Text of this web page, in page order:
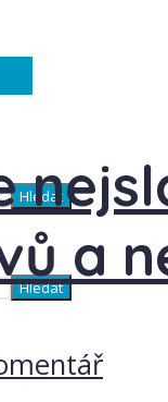
Hledat
Hledat
a